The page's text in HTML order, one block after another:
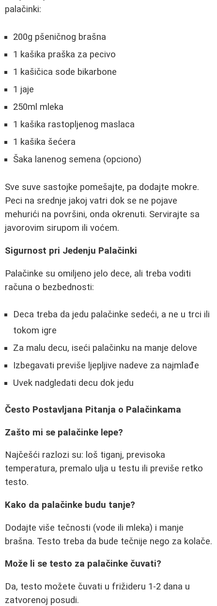
palačinki:
200g pšeničnog brašna
1 kašika praška za pecivo
1 kašičica sode bikarbone
1 jaje
250ml mleka
1 kašika rastopljenog maslaca
1 kašika šećera
Šaka lanenog semena (opciono)
Sve suve sastojke pomešajte, pa dodajte mokre.
Peci na srednje jakoj vatri dok se ne pojave
mehurići na površini, onda okrenuti. Servirajte sa
javorovim sirupom ili voćem.
Sigurnost pri Jedenju Palačinki
Palačinke su omiljeno jelo dece, ali treba voditi
računa o bezbednosti:
Deca treba da jedu palačinke sedeći, a ne u trci ili
tokom igre
Za malu decu, iseći palačinku na manje delove
Izbegavati previše ljepljive nadeve za najmlađe
Uvek nadgledati decu dok jedu
Često Postavljana Pitanja o Palačinkama
Zašto mi se palačinke lepe?
Najčešći razlozi su: loš tiganj, previsoka
temperatura, premalo ulja u testu ili previše retko
testo.
Kako da palačinke budu tanje?
Dodajte više tečnosti (vode ili mleka) i manje
brašna. Testo treba da bude tečnije nego za kolače.
Može li se testo za palačinke čuvati?
Da, testo možete čuvati u frižideru 1-2 dana u
zatvorenoj posudi.